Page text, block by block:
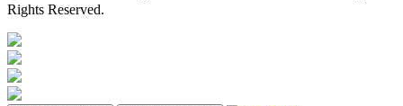
Rights Reserved.